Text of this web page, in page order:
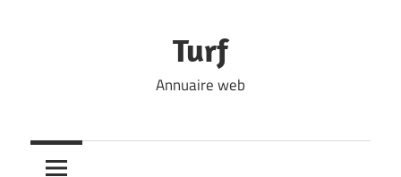
Turf
Annuaire web